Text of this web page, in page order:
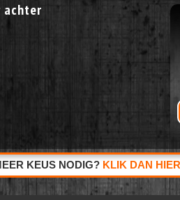
achter
KEUS NODIG? KLIK DAN